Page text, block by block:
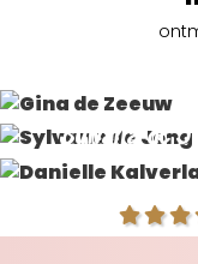
Sylvana de